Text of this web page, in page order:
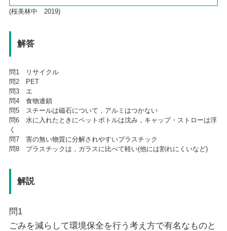
(桜美林中 2019)
解答
問1 リサイクル
問2 PET
問3 エ
問4 食物連鎖
問5 スチールは磁石について，アルミはつかない
問6 水に入れたときにペットボトルは沈み，キャップ・ストローは浮
く
問7 害の無い物質に分解されやすいプラスチック
問8 プラスチックは，ガラスに比べて軽い(他には割れにくいなど)
解説
問1
ごみを減らして環境保全を行う考え方で有名なものと